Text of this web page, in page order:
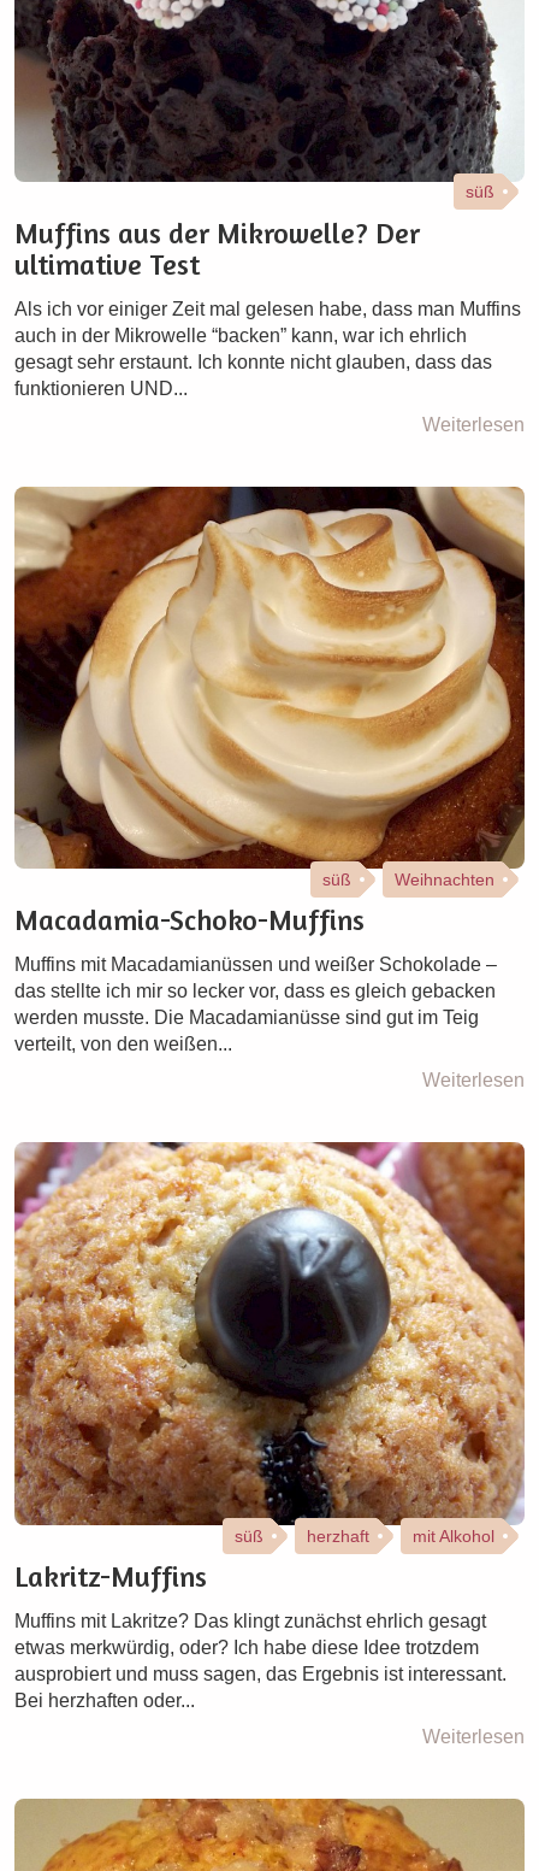
süß
Muffins aus der Mikrowelle? Der
ultimative Test
Als ich vor einiger Zeit mal gelesen habe, dass man Muffins
auch in der Mikrowelle “backen” kann, war ich ehrlich
gesagt sehr erstaunt. Ich konnte nicht glauben, dass das
funktionieren UND...
Weiterlesen
süß Weihnachten
Macadamia-Schoko-Muffins
Muffins mit Macadamianüssen und weißer Schokolade –
das stellte ich mir so lecker vor, dass es gleich gebacken
werden musste. Die Macadamianüsse sind gut im Teig
verteilt, von den weißen...
Weiterlesen
süß herzhaft mit Alkohol
Lakritz-Muffins
Muffins mit Lakritze? Das klingt zunächst ehrlich gesagt
etwas merkwürdig, oder? Ich habe diese Idee trotzdem
ausprobiert und muss sagen, das Ergebnis ist interessant.
Bei herzhaften oder...
Weiterlesen